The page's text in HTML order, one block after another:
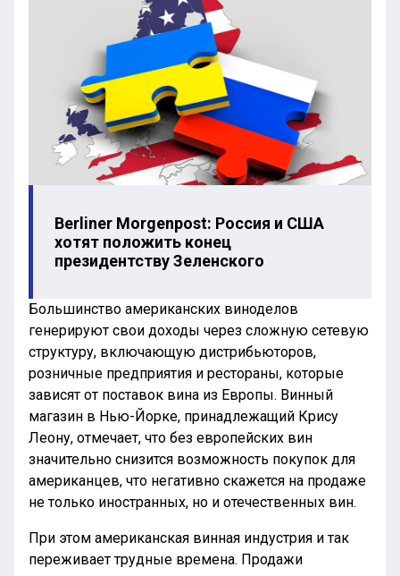
Berliner Morgenpost: Россия и США
хотят положить конец
президентству Зеленского
Большинство американских виноделов
генерируют свои доходы через сложную сетевую
структуру, включающую дистрибьюторов,
розничные предприятия и рестораны, которые
зависят от поставок вина из Европы. Винный
магазин в Нью-Йорке, принадлежащий Крису
Леону, отмечает, что без европейских вин
значительно снизится возможность покупок для
американцев, что негативно скажется на продаже
не только иностранных, но и отечественных вин.
При этом американская винная индустрия и так
переживает трудные времена. Продажи